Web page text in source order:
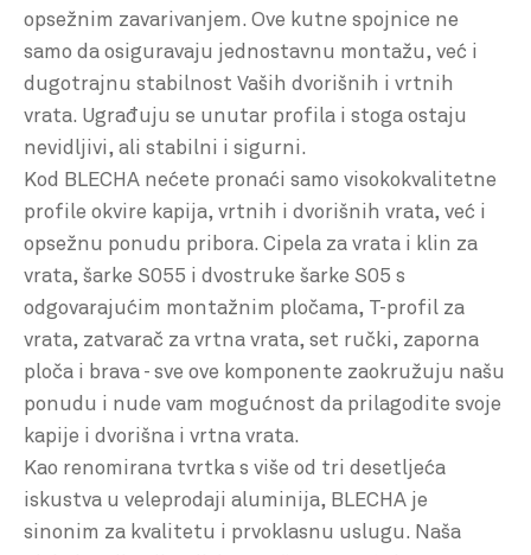
opsežnim zavarivanjem. Ove kutne spojnice ne
samo da osiguravaju jednostavnu montažu, već i
dugotrajnu stabilnost Vaših dvorišnih i vrtnih
vrata. Ugrađuju se unutar profila i stoga ostaju
nevidljivi, ali stabilni i sigurni.
Kod BLECHA nećete pronaći samo visokokvalitetne
profile okvire kapija, vrtnih i dvorišnih vrata, već i
opsežnu ponudu pribora. Cipela za vrata i klin za
vrata, šarke S055 i dvostruke šarke S05 s
odgovarajućim montažnim pločama, T-profil za
vrata, zatvarač za vrtna vrata, set ručki, zaporna
ploča i brava - sve ove komponente zaokružuju našu
ponudu i nude vam mogućnost da prilagodite svoje
kapije i dvorišna i vrtna vrata.
Kao renomirana tvrtka s više od tri desetljeća
iskustva u veleprodaji aluminija, BLECHA je
sinonim za kvalitetu i prvoklasnu uslugu. Naša